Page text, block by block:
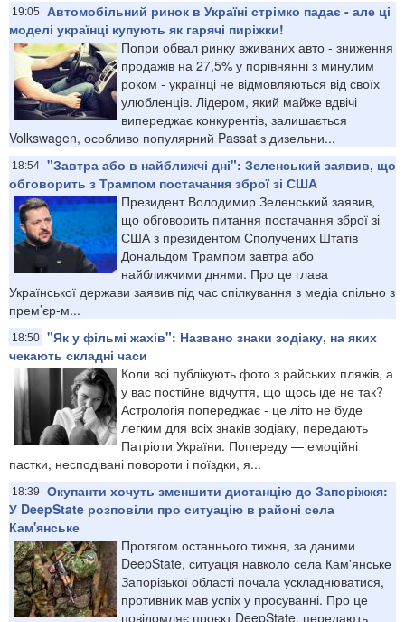
19:05
Автомобільний ринок в Україні стрімко падає - але ці
моделі українці купують як гарячі пиріжки!
Попри обвал ринку вживаних авто - зниження
продажів на 27,5% у порівнянні з минулим
роком - українці не відмовляються від своїх
улюбленців. Лідером, який майже вдвічі
випереджає конкурентів, залишається
Volkswagen, особливо популярний Passat з дизельни...
18:54 "Завтра або в найближчі дні": Зеленський заявив, що
обговорить з Трампом постачання зброї зі США
Президент Володимир Зеленський заявив,
що обговорить питання постачання зброї зі
США з президентом Сполучених Штатів
Дональдом Трампом завтра або
найближчими днями. Про це глава
Української держави заявив під час спілкування з медіа спільно з
прем’єр-м...
18:50 "Як у фільмі жахів": Названо знаки зодіаку, на яких
чекають складні часи
Коли всі публікують фото з райських пляжів, а
у вас постійне відчуття, що щось іде не так?
Астрологія попереджає - це літо не буде
легким для всіх знаків зодіаку, передають
Патріоти України. Попереду — емоційні
пастки, несподівані повороти і поїздки, я...
18:39
Окупанти хочуть зменшити дистанцію до Запоріжжя:
У DeepState розповіли про ситуацію в районі села
Кам'янське
Протягом останнього тижня, за даними
DeepState, ситуація навколо села Кам'янське
Запорізької області почала ускладнюватися,
противник мав успіх у просуванні. Про це
повідомляє проєкт DeepState, передають